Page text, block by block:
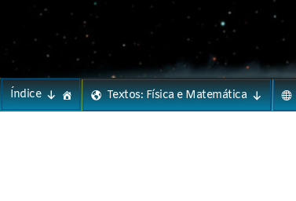
Phylos.net
Pensar e Imaginar
Skip
to
Índice Textos: Física e Matemática